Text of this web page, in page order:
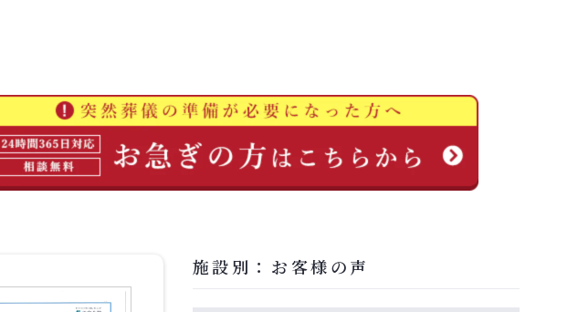
施設別：お客様の声